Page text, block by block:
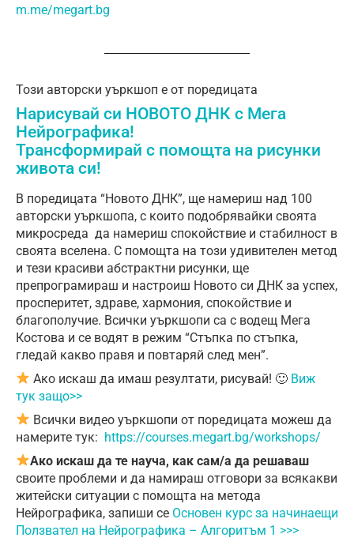
m.me/megart.bg
Този авторски уъркшоп е от поредицата
Нарисувай си НОВОТО ДНК с Мега
Нейрографика!
Трансформирай с помощта на рисунки
живота си!
В поредицата “Новото ДНК”, ще намериш над 100
авторски уъркшопа, с които подобрявайки своята
микросреда да намериш спокойствие и стабилност в
своята вселенa. С помощта на този удивителен метод
и тези красиви абстрактни рисунки, ще
препрограмираш и настроиш Новото си ДНК за успех,
просперитет, здраве, хармония, спокойствие и
благополучие. Всички уъркшопи са с водещ Мега
Костова и се водят в режим “Стъпка по стъпка,
гледай какво правя и повтаряй след мен”.
Ако искаш да имаш резултати, рисувай! 🙂 Виж
тук защо>>
Всички видео уъркшопи от поредицата можеш да
намерите тук: https://courses.megart.bg/workshops/
Ако искаш да те науча, как сам/а да решаваш
своите проблеми и да намираш отговори за всякакви
житейски ситуации с помощта на метода
Нейрографика, запиши се Основен курс за начинаещи
Ползвател на Нейрографика – Алгоритъм 1 >>>